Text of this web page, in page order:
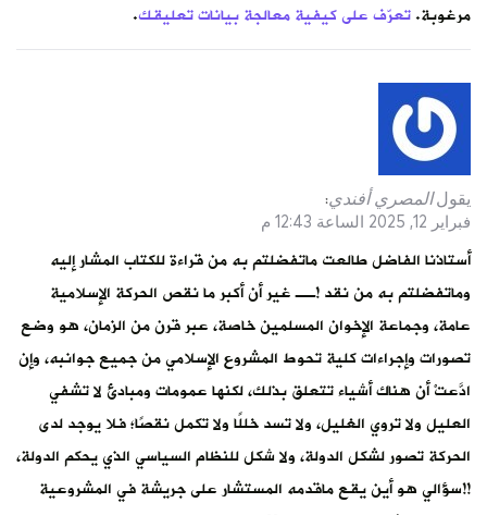
مرغوبة.تعرّف على كيفية معالجة بيانات تعليقك.
يقول المصري أفندي:
فبراير 12, 2025 الساعة 12:43 م
أستاذنا الفاضل طالعت ماتفضلتم به من قراءة للكتاب المشار إليه
وماتفضلتم به من نقد !ــ غير أن أكبر ما نقص الحركة الإسلامية
عامة، وجماعة الإخوان المسلمين خاصة، عبر قرن من الزمان، هو وضع
تصورات وإجراءات كلية تحوط المشروع الإسلامي من جميع جوانبه، وإن
ادَّعتْ أن هناك أشياء تتعلق بذلك، لكنها عمومات ومبادئ لا تشفي
العليل ولا تروي الغليل، ولا تسد خللًا ولا تكمل نقصًا؛ فلا يوجد لدى
الحركة تصور لشكل الدولة، ولا شكل للنظام السياسي الذي يحكم الدولة،
!!سؤالي هو أين يقع ماقدمه المستشار على جريشة في المشروعية